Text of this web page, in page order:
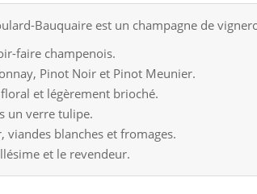
Bauquaire est un champagne de
faire champenois.
Pinot Noir et Pinot Meunier.
et légèrement brioché.
un verre tulipe.
viandes blanches et fromages.
et le revendeur.